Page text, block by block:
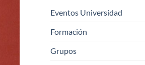
Eventos Universidad
Formación
Grupos